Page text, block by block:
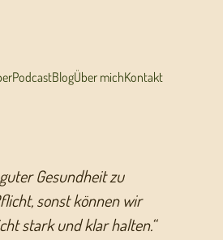
PodcastBlogÜber michKontakt
Gesundheit zu
sonst können wir
stark und klar halten.“